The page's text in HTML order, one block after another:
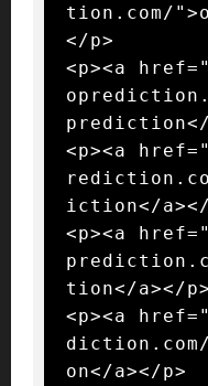
tion.com/
</p>
<p><a
prediction</
<p><a
iction</a></
<p><a
tion</a></p>
<p><a
on</a></p>